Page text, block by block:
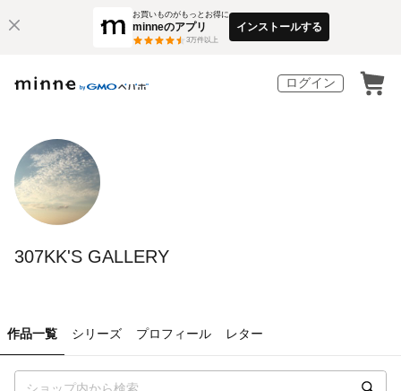
お買いものがもっとお得に
minneのアプリ
3万件以上
インストールする
ログイン
307KK'S GALLERY
作品一覧 シリーズ プロフィール レター